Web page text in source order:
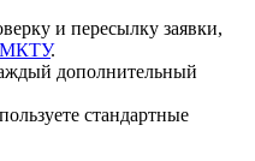
и пересылку заявки,
МКТУ.
дополнительный
стандартные